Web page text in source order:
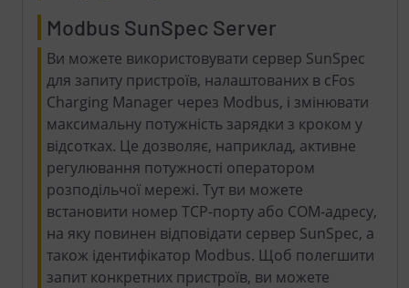
Modbus SunSpec Server
Ви можете використовувати сервер SunSpec
для запиту пристроїв, налаштованих в cFos
Charging Manager через Modbus, і змінювати
максимальну потужність зарядки з кроком у
відсотках. Це дозволяє, наприклад, активне
регулювання потужності оператором
розподільчої мережі. Тут ви можете
встановити номер TCP-порту або COM-адресу,
на яку повинен відповідати сервер SunSpec, а
також ідентифікатор Modbus. Щоб полегшити
запит конкретних пристроїв, ви можете